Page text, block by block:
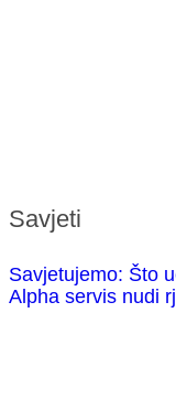
Savjeti
Savjetujemo: Što
Alpha servis nudi